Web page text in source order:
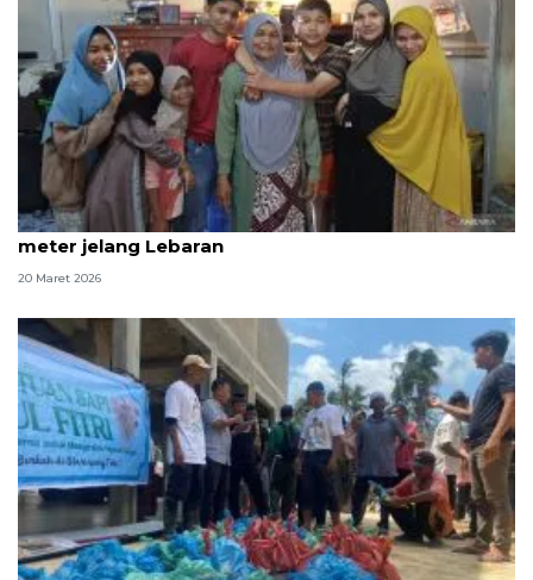
Gembira dalam remang kehidupan huntara 3x4
meter jelang Lebaran
20 Maret 2026